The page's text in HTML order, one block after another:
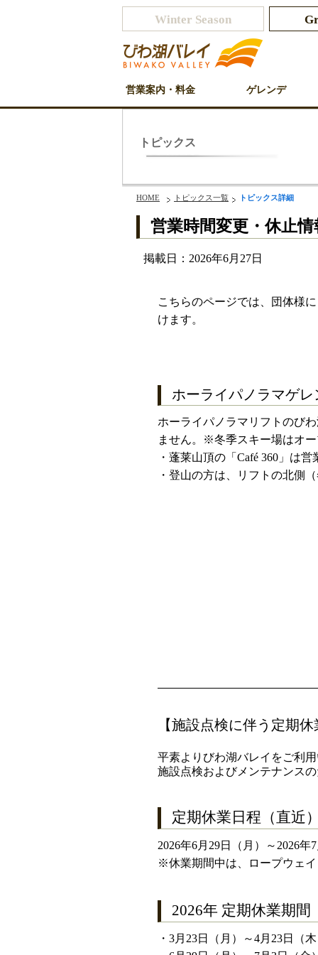
Winter Season
営業案内・料金 ゲレンデ
トピックス
HOME トピックス一覧 トピックス詳細
営業時間変更・休止情
掲載日：2026年6月27日
こちらのページでは、団体様
けます。
ホーライパノラマゲ
ホーライパノラマリフトのび
ません。※冬季スキー場はオ
・蓬莱山頂の「Café 360」は
・登山の方は、リフトの北側
【施設点検に伴う定期
平素よりびわ湖バレイをご利
施設点検およびメンテナンス
定期休業日程（直近
2026年6月29日（月）～2026年
※休業期間中は、ロープウェ
2026年 定期休業期間
・3月23日（月）～4月23日（